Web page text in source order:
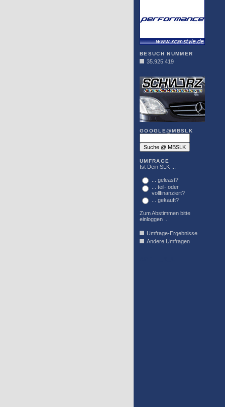
BESUCH NUMMER
35.925.419
GOOGLE@MBSLK
UMFRAGE
Ist Dein SLK ...
... geleast?
... teil- oder
vollfinanziert?
... gekauft?
Zum Abstimmen bitte
einloggen ...
Umfrage-Ergebnisse
Andere Umfragen